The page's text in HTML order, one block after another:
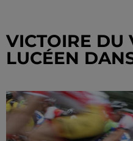
VICTOIRE DU
LUCÉEN